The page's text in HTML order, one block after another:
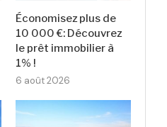
Économisez plus de
10 000 €: Découvrez
le prêt immobilier à
1% !
6 août 2026